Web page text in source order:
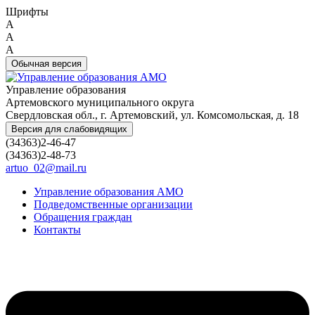
Шрифты
A
A
A
Обычная версия
Управление образования
Артемовского муниципального округа
Свердловская обл., г. Артемовский, ул. Комсомольская, д. 18
Версия для слабовидящих
(34363)2-46-47
(34363)2-48-73
artuo_02@mail.ru
Управление образования АМО
Подведомственные организации
Обращения граждан
Контакты